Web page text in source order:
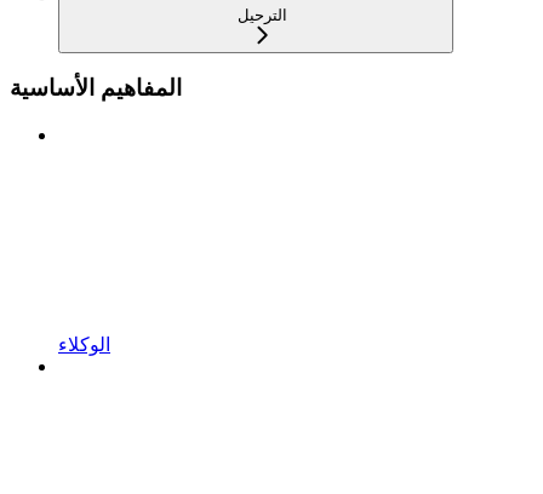
الترحيل
المفاهيم الأساسية
الوكلاء